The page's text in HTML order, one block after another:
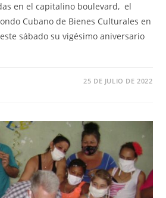
en el capitalino boulevard, el
Cubano de Bienes Culturales en
sábado su vigésimo aniversario
25 DE JULIO DE 2022